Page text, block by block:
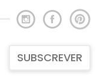
SUBSCREVER